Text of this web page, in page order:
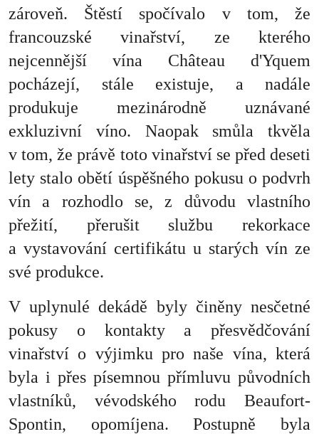
zároveň. Štěstí spočívalo v tom, že
francouzské vinařství, ze kterého
nejcennější vína Château d'Yquem
pocházejí, stále existuje, a nadále
produkuje mezinárodně uznávané
exkluzivní víno. Naopak smůla tkvěla
v tom, že právě toto vinařství se před deseti
lety stalo obětí úspěšného pokusu o podvrh
vín a rozhodlo se, z důvodu vlastního
přežití, přerušit službu rekorkace
a vystavování certifikátu u starých vín ze
své produkce.
V uplynulé dekádě byly činěny nesčetné
pokusy o kontakty a přesvědčování
vinařství o výjimku pro naše vína, která
byla i přes písemnou přímluvu původních
vlastníků, vévodského rodu Beaufort-
Spontin, opomíjena. Postupně byla